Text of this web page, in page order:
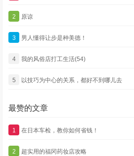
2 原谅
3 男人懂得让步是种美德！
4 我的风俗店打工生活(54)
5 以技巧为中心的关系，都好不到哪儿去
最赞的文章
1 在日本车检，教你如何省钱！
2 超实用的福冈药妆店攻略